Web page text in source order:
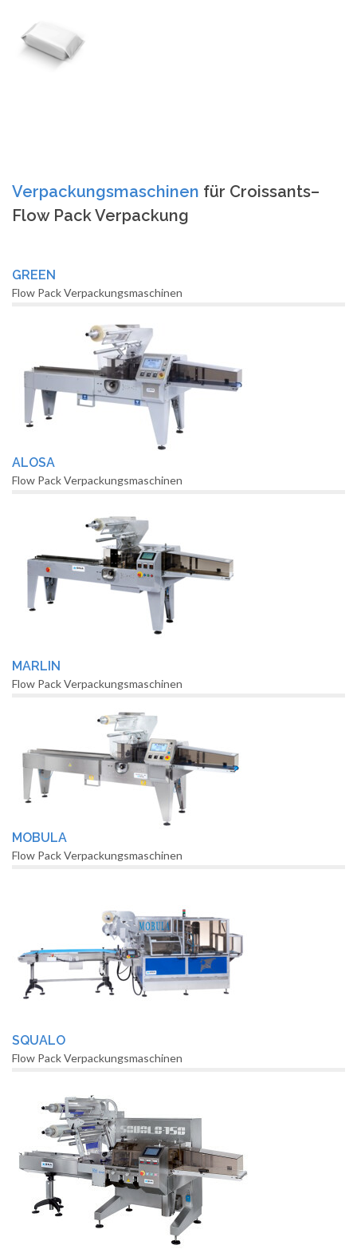
Verpackungsmaschinen für Croissants–
Flow Pack Verpackung
GREEN
Flow Pack Verpackungsmaschinen
ALOSA
Flow Pack Verpackungsmaschinen
MARLIN
Flow Pack Verpackungsmaschinen
MOBULA
Flow Pack Verpackungsmaschinen
SQUALO
Flow Pack Verpackungsmaschinen